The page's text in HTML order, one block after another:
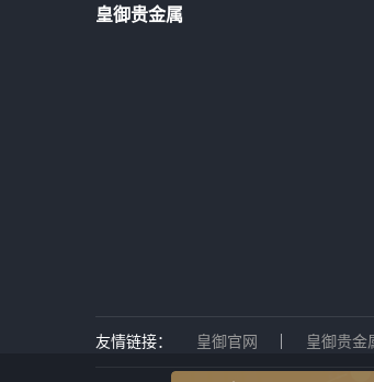
皇御贵金属
友情链接： 皇御官网 皇御贵金